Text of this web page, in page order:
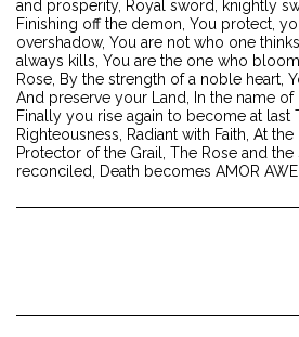
and prosperity, Royal sword, knightly
Finishing off the demon, You protect,
overshadow, You are not who one
always kills, You are the one who
Rose, By the strength of a noble heart,
And preserve your Land, In the name of
Finally you rise again to become at last
Righteousness, Radiant with Faith, At
Protector of the Grail, The Rose and
reconciled, Death becomes AMOR